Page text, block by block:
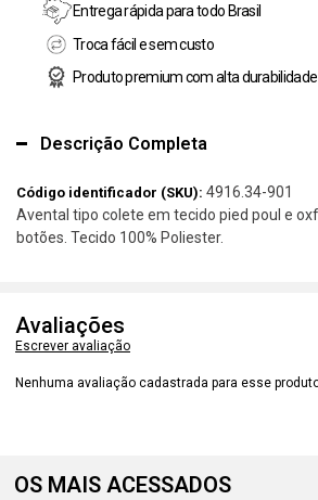
Entrega rápida para todo Brasil
Troca fácil e sem custo
Produto premium com alta durabilidade
Descrição Completa
Código identificador (SKU): 4916.34-901
Avental tipo colete em tecido pied poul e
botões. Tecido 100% Poliester.
Avaliações
Escrever avaliação
Nenhuma avaliação cadastrada para esse
OS MAIS ACESSADOS